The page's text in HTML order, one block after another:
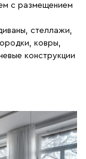
с размещением
стеллажи,
ковры,
конструкции